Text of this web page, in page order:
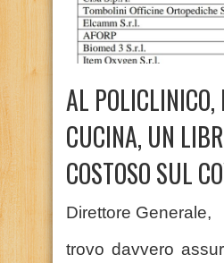
AL POLICLINICO,
CUCINA, UN
COSTOSO SUL
Direttore Generale,
trovo davvero